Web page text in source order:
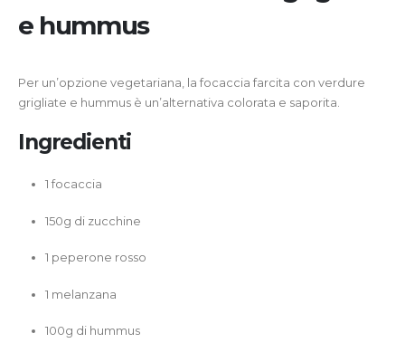
e hummus
Per un’opzione vegetariana, la focaccia farcita con verdure
grigliate e hummus è un’alternativa colorata e saporita.
Ingredienti
1 focaccia
150g di zucchine
1 peperone rosso
1 melanzana
100g di hummus